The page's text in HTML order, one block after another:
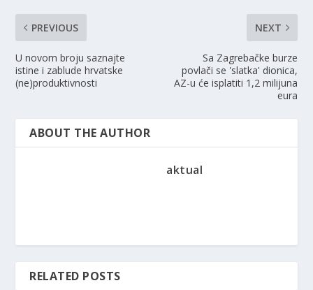
PREVIOUS
U novom broju saznajte
istine i zablude hrvatske
(ne)produktivnosti
NEXT
Sa Zagrebačke burze
povlači se 'slatka' dionica,
AZ-u će isplatiti 1,2 milijuna
eura
ABOUT THE AUTHOR
aktual
RELATED POSTS